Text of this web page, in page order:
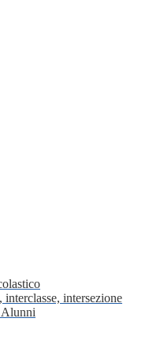
interclasse, intersezione
Alunni